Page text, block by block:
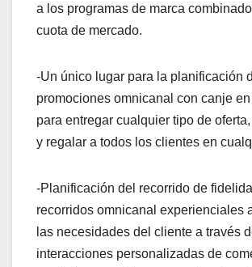
a los programas de marca
cuota de mercado.
-Un único lugar para la planificación
promociones omnicanal con canje en
para entregar cualquier tipo de
y regalar a todos los clientes en
-Planificación del recorrido de
recorridos omnicanal experienciales
las necesidades del cliente a través
interacciones personalizadas de